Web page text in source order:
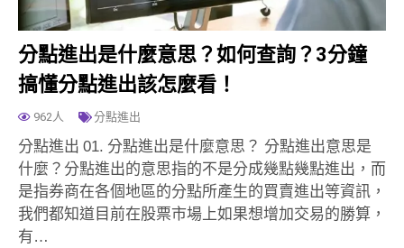
分點進出是什麼意思？如何查詢？3分鐘
搞懂分點進出該怎麼看！
962人 分點進出
分點進出 01. 分點進出是什麼意思？ 分點進出意思是
什麼？分點進出的意思指的不是分成幾點幾點進出，而
是指券商在各個地區的分點所產生的買賣進出等資訊，
我們都知道目前在股票市場上如果想增加交易的勝算，
有…